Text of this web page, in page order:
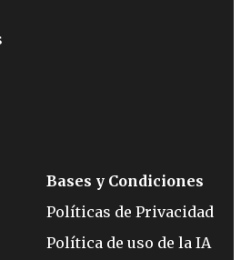
Bases y Condiciones
Políticas de Privacidad
Política de uso de la IA